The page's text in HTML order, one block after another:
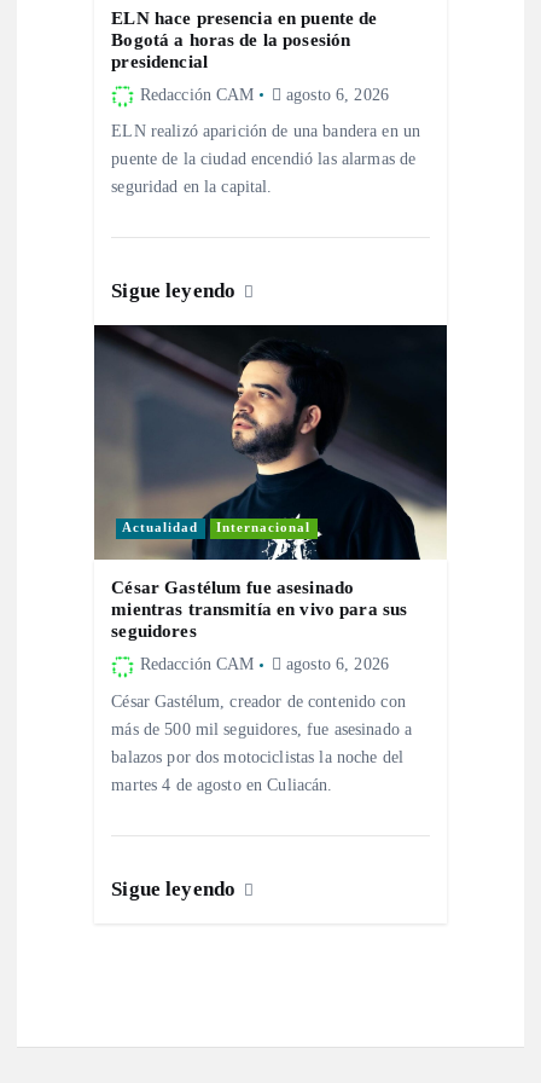
ELN hace presencia en puente de
Bogotá a horas de la posesión
presidencial
Redacción CAM agosto 6, 2026
ELN realizó aparición de una bandera en un
puente de la ciudad encendió las alarmas de
seguridad en la capital.
Sigue leyendo
Actualidad Internacional
César Gastélum fue asesinado
mientras transmitía en vivo para sus
seguidores
Redacción CAM agosto 6, 2026
César Gastélum, creador de contenido con
más de 500 mil seguidores, fue asesinado a
balazos por dos motociclistas la noche del
martes 4 de agosto en Culiacán.
Sigue leyendo